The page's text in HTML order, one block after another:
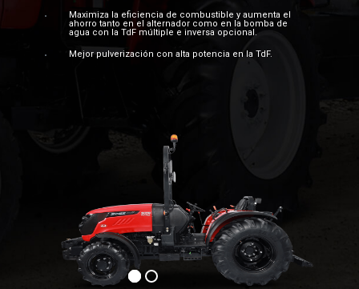
Maximiza la eficiencia de combustible y aumenta el
ahorro tanto en el alternador como en la bomba de
agua con la TdF múltiple e inversa opcional.
Mejor pulverización con alta potencia en la TdF.